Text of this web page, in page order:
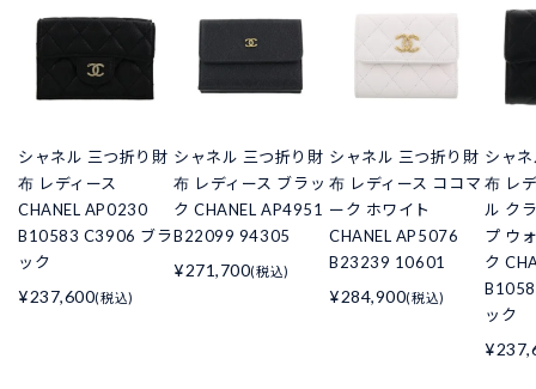
シャネル 三つ折り財
布 レディース
CHANEL AP0230
B10583 C3906 ブラ
ック
¥237,600(税込)
シャネル 三つ折り財
布 レディース ブラッ
ク CHANEL AP4951
B22099 94305
¥271,700(税込)
シャネル 三つ折り財
布 レディース ココマ
ーク ホワイト
CHANEL AP5076
B23239 10601
¥284,900(税込)
シャ
布 レ
ル ク
プ ウ
ク
ック